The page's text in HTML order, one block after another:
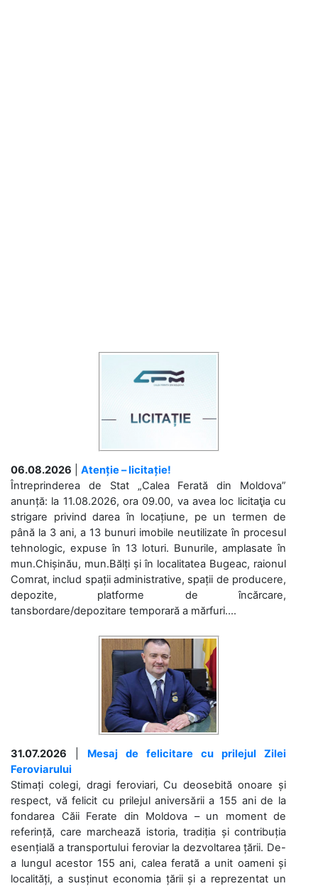
06.08.2026
Atenție – licitație!
Întreprinderea de Stat „Calea Ferată din Moldova”
anunță: la 11.08.2026, ora 09.00, va avea loc licitaţia cu
strigare privind darea în locațiune, pe un termen de
până la 3 ani, a 13 bunuri imobile neutilizate în procesul
tehnologic, expuse în 13 loturi. Bunurile, amplasate în
mun.Chișinău, mun.Bălți și în localitatea Bugeac, raionul
Comrat, includ spații administrative, spații de producere,
depozite, platforme de încărcare,
tansbordare/depozitare temporară a mărfuri....
31.07.2026
Mesaj de felicitare cu prilejul Zilei
Feroviarului
Stimați colegi, dragi feroviari, Cu deosebită onoare și
respect, vă felicit cu prilejul aniversării a 155 ani de la
fondarea Căii Ferate din Moldova – un moment de
referință, care marchează istoria, tradiția și contribuția
esențială a transportului feroviar la dezvoltarea țării. De-
a lungul acestor 155 ani, calea ferată a unit oameni și
localități, a susținut economia țării și a reprezentat un